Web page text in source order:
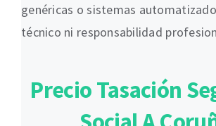
genéricas o sistemas
técnico ni responsabilidad
Precio Tasación